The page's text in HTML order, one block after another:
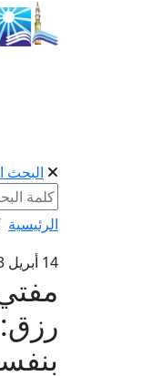
البحث
الرئيسية
14 أبريل 2023 م